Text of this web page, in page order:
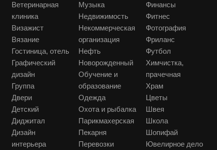
Ветеринарная
клиника
Визажист
Вязание
Гостиница, отель
Графический
дизайн
Группа
Двери
Детский
Диджитал
Дизайн
интерьера
Музыка
Недвижимость
Некоммерческая
организация
Нефть
Новорожденный
Обучение и
образование
Одежда
Охота и рыбалка
Парикмахерская
Пекарня
Перевозки
Финансы
Фитнес
Фотография
Фриланс
Футбол
Химчистка,
прачечная
Храм
Цветы
Швея
Школа
Шопифай
Ювелирное дело